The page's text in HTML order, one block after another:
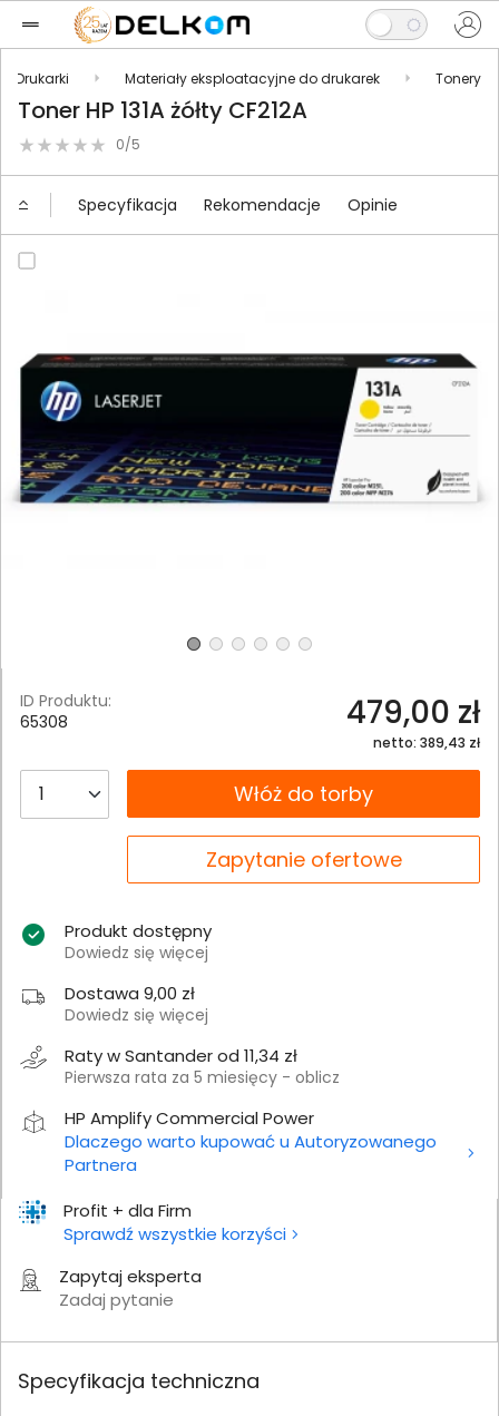
Drukarki Materiały eksploatacyjne do drukarek Tonery
Toner HP 131A żółty CF212A
0/5
Specyfikacja Rekomendacje Opinie
Profit + dla Firm
Sprawdź wszystkie korzyści
Zapytaj eksperta
Zadaj pytanie
ID Produktu:
65308
479,00 zł
netto: 389,43 zł
__B2C.PRODUCT.QUANTITYWłóż do torby
Zapytanie ofertowe
Produkt dostępny
Dowiedz się więcej
Dostawa 9,00 zł
Dowiedz się więcej
Raty w Santander od 11,34 zł
Pierwsza rata za 5 miesięcy - oblicz
HP Amplify Commercial Power
Dlaczego warto kupować u Autoryzowanego
Partnera
Specyfikacja techniczna